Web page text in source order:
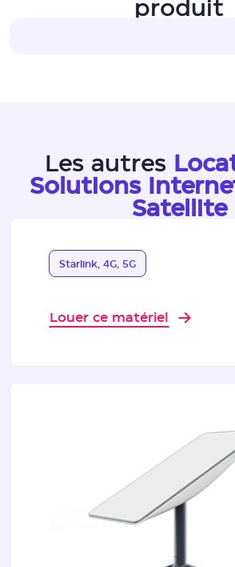
produit
Les autres
Solutions
Satellite
Starlink, 4G, 5G
Louer ce matériel